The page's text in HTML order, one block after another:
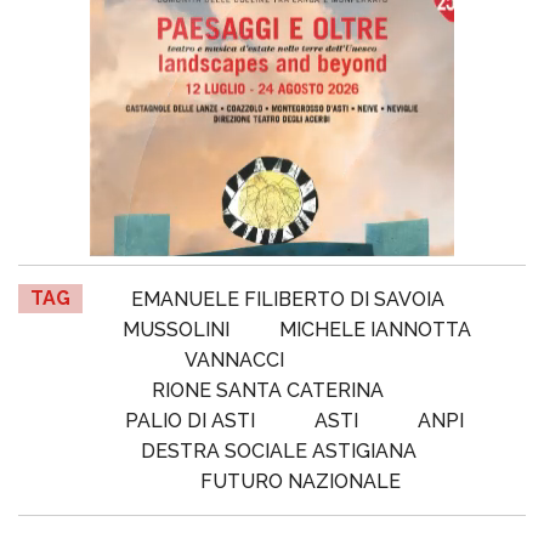
TAG
EMANUELE FILIBERTO DI SAVOIA
MUSSOLINI
MICHELE IANNOTTA
VANNACCI
RIONE SANTA CATERINA
PALIO DI ASTI
ASTI
ANPI
DESTRA SOCIALE ASTIGIANA
FUTURO NAZIONALE